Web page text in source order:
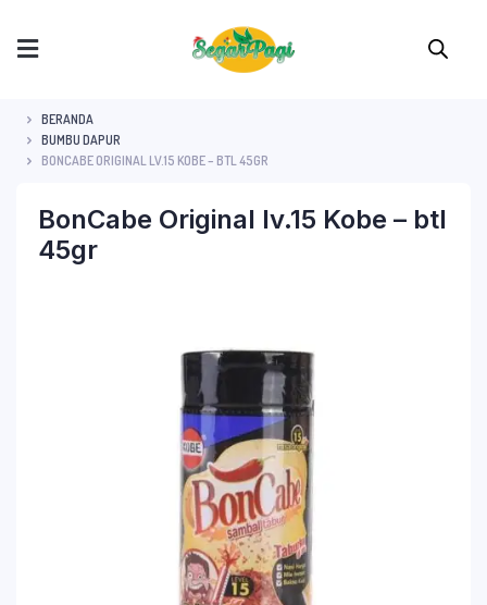
BERANDA
BUMBU DAPUR
BONCABE ORIGINAL LV.15 KOBE – BTL 45GR
BonCabe Original lv.15 Kobe – btl
45gr